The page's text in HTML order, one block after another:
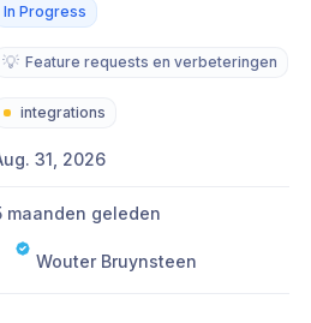
In Progress
💡 Feature requests en verbeteringen
integrations
Aug. 31, 2026
5 maanden geleden
Wouter Bruynsteen